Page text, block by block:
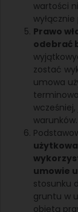
wartości
Prawo
odebrać
zostać
umowa
warunków.
umowie
stosunku
gruntu w
objętą